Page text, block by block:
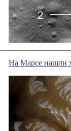
На Марсе нашли